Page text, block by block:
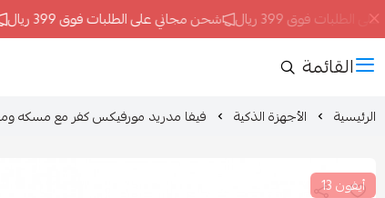
فوق 399 ريال شحن مجاني على الطلبات فوق 399 ريال
القائمة
الرئيسية الأجهزة الذكية فيفا مدريد مورفيكس كفر مع مسكه ومغناطيس
أيفون 13